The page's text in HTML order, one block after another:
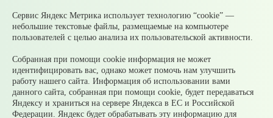
05.08.2026
Налоги на имущество детей: как родителям
контролировать счета и избежать
принудительного взыскания
Сервис Яндекс Метрика использует технологию “cookie” —
небольшие текстовые файлы, размещаемые на компьютере
пользователей с целью анализа их пользовательской активности.
Собранная при помощи cookie информация не может
идентифицировать вас, однако может помочь нам улучшить
работу нашего сайта. Информация об использовании вами
данного сайта, собранная при помощи cookie, будет передаваться
Яндексу и храниться на сервере Яндекса в ЕС и Российской
Федерации. Яндекс будет обрабатывать эту информацию для
© 2026 Официальный сайт Муниципального округа
Среднеуральск Свердловской области
Карта сайта Архив